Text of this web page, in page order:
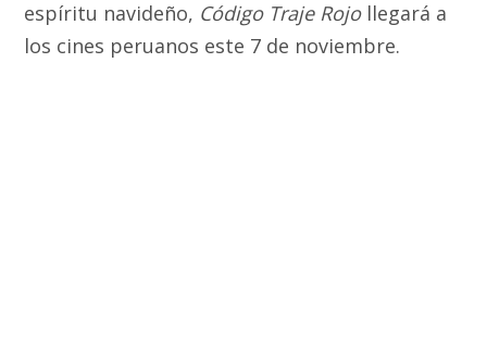
espíritu navideño, Código Traje Rojollegará a
los cines peruanos este 7 de noviembre.